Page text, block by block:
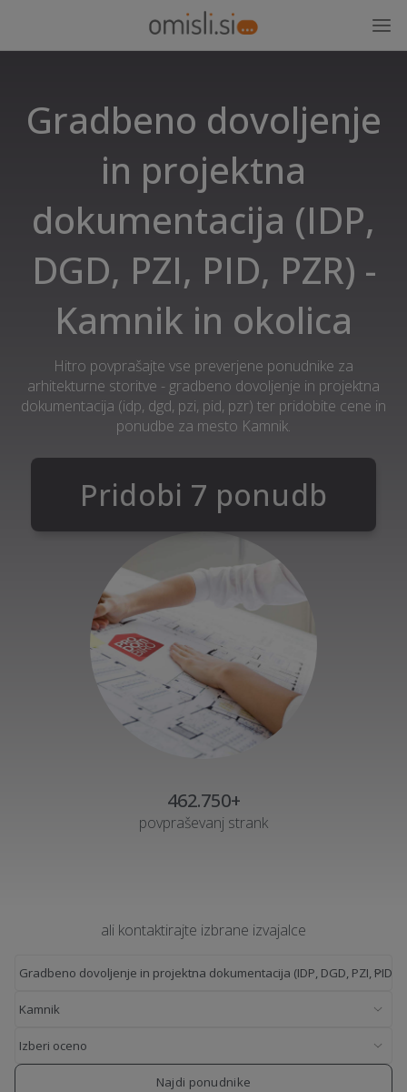
Gradbeno dovoljenje
in projektna
dokumentacija (IDP,
DGD, PZI, PID, PZR) -
Kamnik in okolica
Hitro povprašajte vse preverjene ponudnike za
arhitekturne storitve - gradbeno dovoljenje in projektna
dokumentacija (idp, dgd, pzi, pid, pzr) ter pridobite cene in
ponudbe za mesto Kamnik.
Pridobi 7 ponudb
462.750+
povpraševanj strank
ali kontaktirajte izbrane izvajalce
Najdi ponudnike